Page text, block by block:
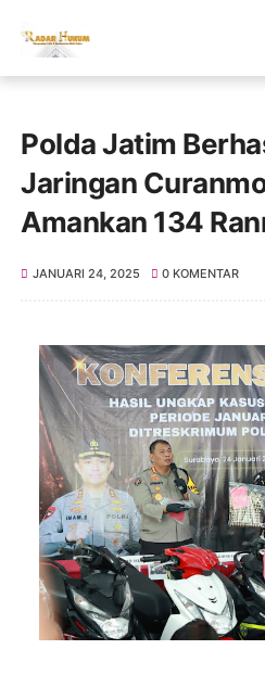
Polda Jatim
Jaringan
Amankan 134
JANUARI 24, 2025 0 KOMENTAR